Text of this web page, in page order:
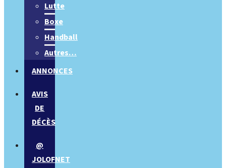
Lutte
Boxe
Handball
Autres…
ANNONCES
AVIS
DE
DÉCÈS
@
JOLOFNET